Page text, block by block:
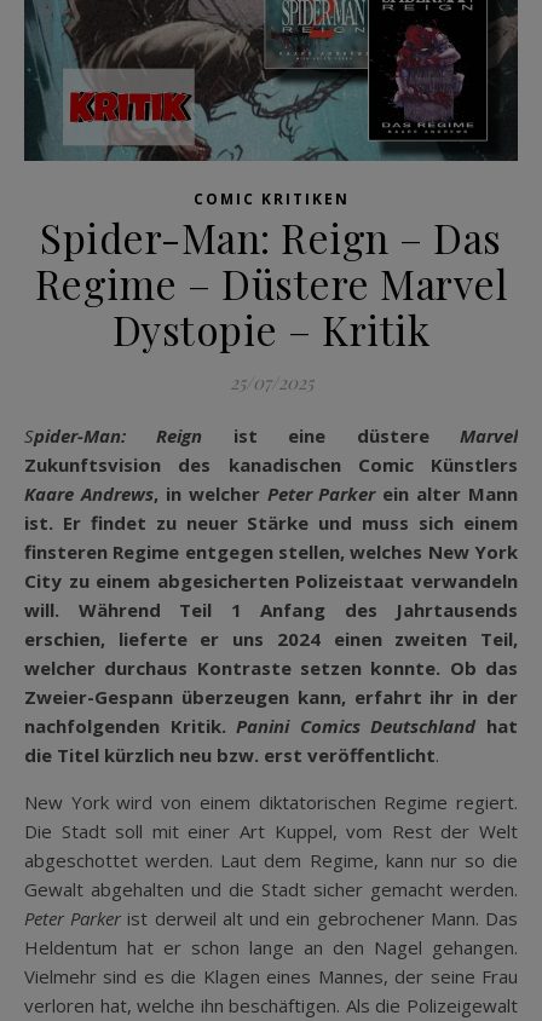
COMIC KRITIKEN
Spider-Man: Reign – Das
Regime – Düstere Marvel
Dystopie – Kritik
25/07/2025
Spider-Man: Reign ist eine düstereMarvel
Zukunftsvision des kanadischen Comic Künstlers
Kaare Andrews, in welcher Peter Parkerein alter Mann
ist. Er findet zu neuer Stärke und muss sich einem
finsteren Regime entgegen stellen, welches New York
City zu einem abgesicherten Polizeistaat verwandeln
will. Während Teil 1 Anfang des Jahrtausends
erschien, lieferte er uns 2024 einen zweiten Teil,
welcher durchaus Kontraste setzen konnte. Ob das
Zweier-Gespann überzeugen kann, erfahrt ihr in der
nachfolgenden Kritik.Panini Comics Deutschland hat
die Titel kürzlich neu bzw. erst veröffentlicht.
New York wird von einem diktatorischen Regime regiert.
Die Stadt soll mit einer Art Kuppel, vom Rest der Welt
abgeschottet werden. Laut dem Regime, kann nur so die
Gewalt abgehalten und die Stadt sicher gemacht werden.
Peter Parker ist derweil alt und ein gebrochener Mann. Das
Heldentum hat er schon lange an den Nagel gehangen.
Vielmehr sind es die Klagen eines Mannes, der seine Frau
verloren hat, welche ihn beschäftigen. Als die Polizeigewalt